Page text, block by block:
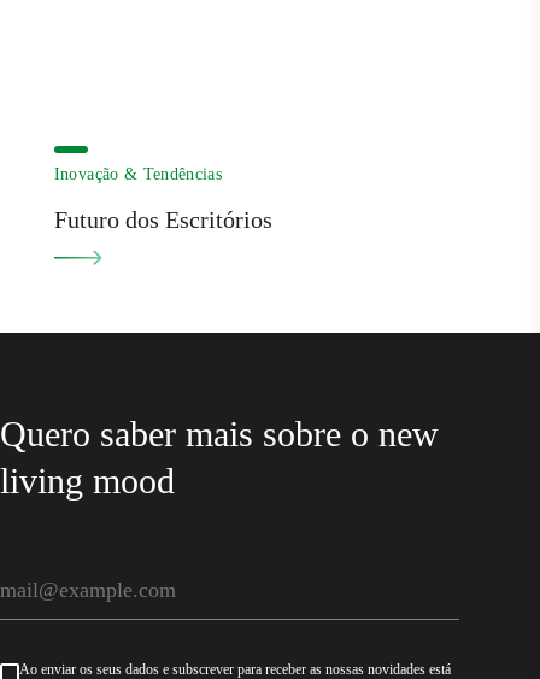
Inovação & Tendências
Futuro dos Escritórios
Quero saber mais sobre o new
living mood
Ao enviar os seus dados e subscrever para receber as nossas novidades está